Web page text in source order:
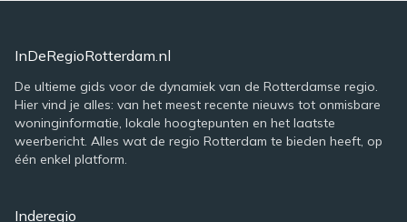
InDeRegioRotterdam.nl
De ultieme gids voor de dynamiek van de Rotterdamse regio.
Hier vind je alles: van het meest recente nieuws tot onmisbare
woninginformatie, lokale hoogtepunten en het laatste
weerbericht. Alles wat de regio Rotterdam te bieden heeft, op
één enkel platform.
Inderegio